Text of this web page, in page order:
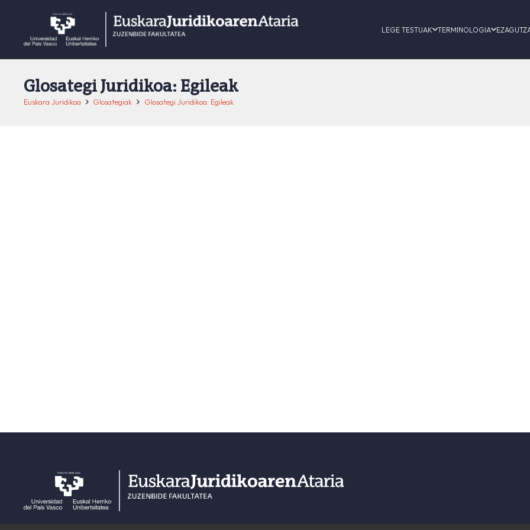
LEGE TESTUAK TERMINOLOGIA
Glosategi Juridikoa: Egileak
Euskara Juridikoa Glosategiak Glosategi Juridikoa: Egileak